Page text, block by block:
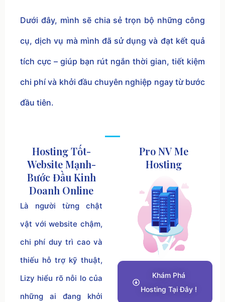
Dưới đây, mình sẽ chia sẻ trọn bộ những công
cụ, dịch vụ mà mình đã sử dụng và đạt kết quả
tích cực – giúp bạn rút ngắn thời gian, tiết kiệm
chi phí và khởi đầu chuyên nghiệp ngay từ bước
đầu tiên.
Hosting Tốt-
Website Mạnh-
Bước Đầu Kinh
Doanh Online
Là người từng chật
vật với website chậm,
chi phí duy trì cao và
thiếu hỗ trợ kỹ thuật,
Lizy hiểu rõ nỗi lo của
những ai đang khởi
Pro NV Me
Hosting
Khám Phá
Hosting Tại Đây !